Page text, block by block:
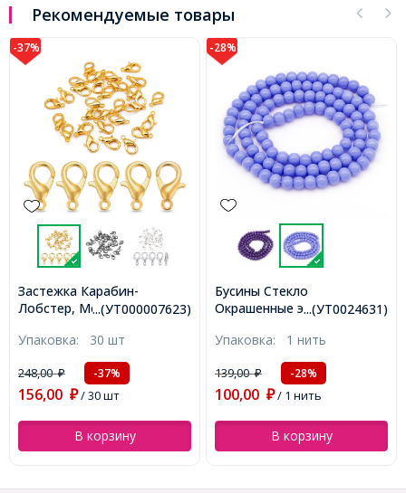
Рекомендуемые товары
...(УТ0024631)
Бусины Стекло
Окрашенные экокраской,
хлопка, Круглые, Серо-
голубой, Диаметр: 4мм,
Отв.1мм, ок. 100шт/41см/
нить (УТ0024631)
Упаковка:
139,00₽
100,00 ₽
В корзину
Тросик
Ланка Нержавеющая
0.5мм, около 50м/
(УТ100005492)
Упаковка:
239,00₽
172,00 ₽/ 1 катушка
В корзину